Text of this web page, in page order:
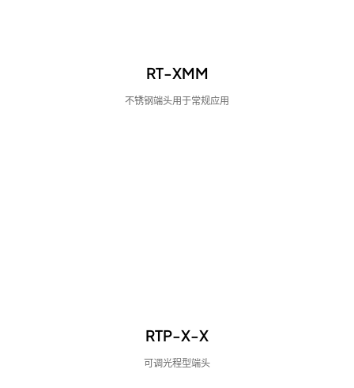
RT-XMM
不锈钢端头用于常规应用
RTP-X-X
可调光程型端头